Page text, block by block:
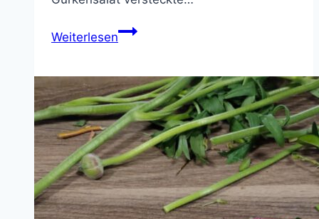
WeiterlesenSchnell,
lecker
–
Das
diesjährige
Motto
des